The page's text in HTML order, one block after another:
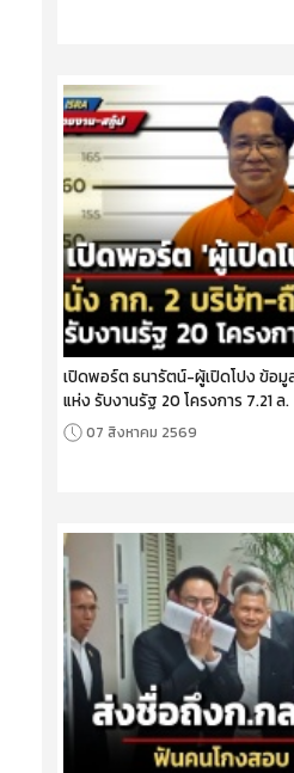
เปิดพอร์ต ธนารัตน์-ผู้เปิดโปง ข้อมู
แห่ง รับงานรัฐ 20 โครงการ 7.21 ล.
07 สิงหาคม 2569